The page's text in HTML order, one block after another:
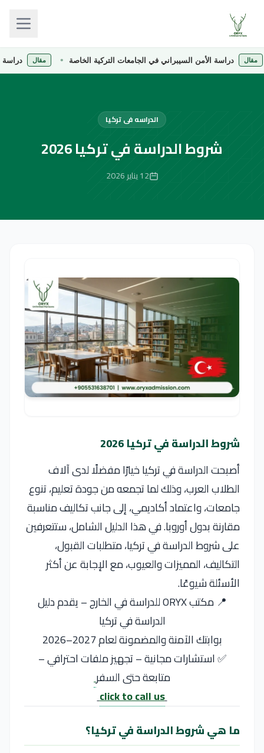
دراسة الأمن السيبراني في الجامعات التركية الخاصة مقال دراسة
الدراسه فى تركيا
شروط الدراسة في تركيا 2026
12 يناير 2026
شروط الدراسة في تركيا 2026
أصبحت الدراسة في تركيا خيارًا مفضلًا لدى آلاف
الطلاب العرب، وذلك لما تجمعه من جودة تعليم، تنوع
جامعات، واعتماد أكاديمي، إلى جانب تكاليف مناسبة
مقارنة بدول أوروبا. في هذا الدليل الشامل، ستتعرفين
على شروط الدراسة في تركيا، متطلبات القبول،
التكاليف، المميزات والعيوب، مع الإجابة عن أكثر
الأسئلة شيوعًا.
📍 مكتب ORYX للدراسة في الخارج – يقدم دليل
الدراسة في تركيا
بوابتك الآمنة والمضمونة لعام 2027–2026
✅ استشارات مجانية – تجهيز ملفات احترافي –
متابعة حتى السفر
click to call us
ما هي شروط الدراسة في تركيا؟